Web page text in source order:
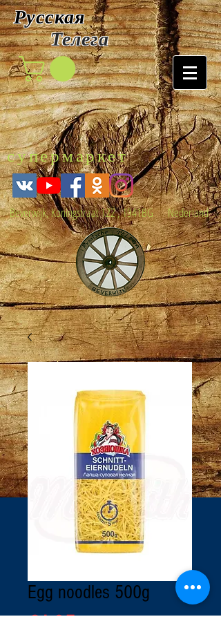
Русская
Телега
супермаркет
Beverwijk, Koningstraat 122 , 1941BG Nederland
Egg noodles 500g